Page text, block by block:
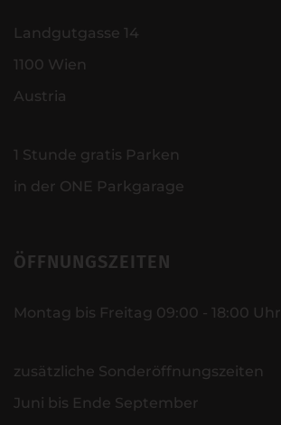
Landgutgasse 14
1100 Wien
Austria
1 Stunde gratis Parken
in der ONE Parkgarage
ÖFFNUNGSZEITEN
Montag bis Freitag 09:00 - 18:00 Uhr
zusätzliche Sonderöffnungszeiten
Juni bis Ende September